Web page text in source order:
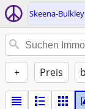
Skeena-Bulkley
+ Preis